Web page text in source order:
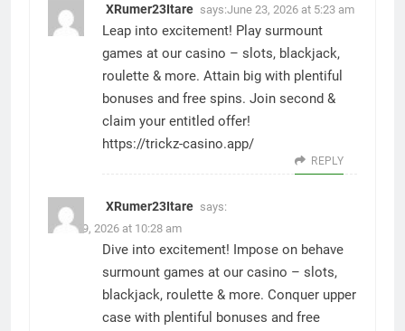
XRumer23Itare says:June 23, 2026 at 5:23 am
Leap into excitement! Play surmount
games at our casino – slots, blackjack,
roulette & more. Attain big with plentiful
bonuses and free spins. Join second &
claim your entitled offer!
https://trickz-casino.app/
REPLY
XRumer23Itare says:
June 29, 2026 at 10:28 am
Dive into excitement! Impose on behave
surmount games at our casino – slots,
blackjack, roulette & more. Conquer upper
case with plentiful bonuses and free